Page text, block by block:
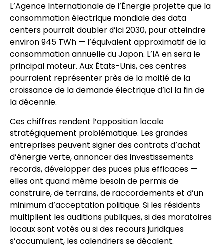
L’Agence Internationale de l’Énergie projette que la
consommation électrique mondiale des data
centers pourrait doubler d’ici 2030, pour atteindre
environ 945 TWh — l’équivalent approximatif de la
consommation annuelle du Japon. L’IA en sera le
principal moteur. Aux États-Unis, ces centres
pourraient représenter près de la moitié de la
croissance de la demande électrique d’ici la fin de
la décennie.
Ces chiffres rendent l’opposition locale
stratégiquement problématique. Les grandes
entreprises peuvent signer des contrats d’achat
d’énergie verte, annoncer des investissements
records, développer des puces plus efficaces —
elles ont quand même besoin de permis de
construire, de terrains, de raccordements et d’un
minimum d’acceptation politique. Si les résidents
multiplient les auditions publiques, si des moratoires
locaux sont votés ou si des recours juridiques
s’accumulent, les calendriers se décalent.